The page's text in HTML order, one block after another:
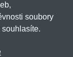
soubory